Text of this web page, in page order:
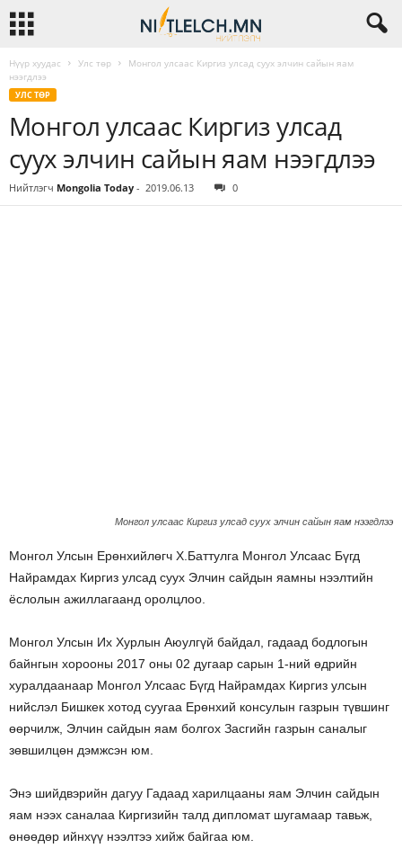
Нүүр хуудас Улс төр
Монгол улсаас Киргиз улсад суух элчин сайын яам
нээгдлээ
УЛС ТӨР
Монгол улсаас Киргиз улсад
суух элчин сайын яам нээгдлээ
Нийтлэгч Mongolia Today - 2019.06.13 0
Монгол улсаас Киргиз улсад суух элчин сайын яам нээгдлээ
Монгол Улсын Ерөнхийлөгч Х.Баттулга Монгол Улсаас Бүгд
Найрамдах Киргиз улсад суух Элчин сайдын яамны нээлтийн
ёслолын ажиллагаанд оролцлоо.
Монгол Улсын Их Хурлын Аюулгүй байдал, гадаад бодлогын
байнгын хорооны 2017 оны 02 дугаар сарын 1-ний өдрийн
хуралдаанаар Монгол Улсаас Бүгд Найрамдах Киргиз улсын
нийслэл Бишкек хотод суугаа Ерөнхий консулын газрын түвшинг
өөрчилж, Элчин сайдын яам болгох Засгийн газрын саналыг
зөвшилцөн дэмжсэн юм.
Энэ шийдвэрийн дагуу Гадаад харилцааны яам Элчин сайдын
яам нээх саналаа Киргизийн талд дипломат шугамаар тавьж,
өнөөдөр ийнхүү нээлтээ хийж байгаа юм.